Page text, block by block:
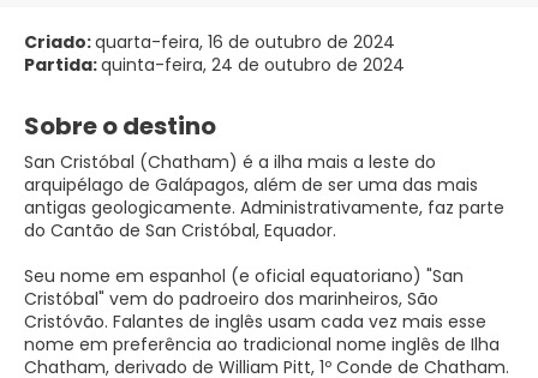
Criado:quarta-feira, 16 de outubro de 2024
Partida:quinta-feira, 24 de outubro de 2024
Sobre o destino
San Cristóbal (Chatham) é a ilha mais a leste do
arquipélago de Galápagos, além de ser uma das mais
antigas geologicamente. Administrativamente, faz parte
do Cantão de San Cristóbal, Equador.
Seu nome em espanhol (e oficial equatoriano) "San
Cristóbal" vem do padroeiro dos marinheiros, São
Cristóvão. Falantes de inglês usam cada vez mais esse
nome em preferência ao tradicional nome inglês de Ilha
Chatham, derivado de William Pitt, 1º Conde de Chatham.